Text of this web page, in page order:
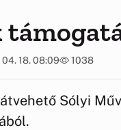
18. 08:09 1038
Sólyi